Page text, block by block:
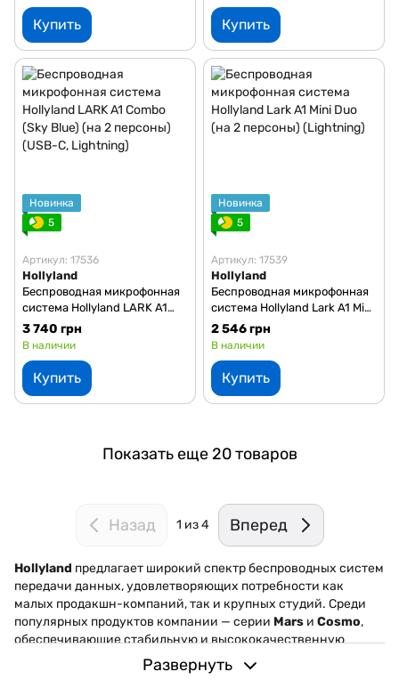
Купить Купить
Новинка
5
Артикул: 17536
Hollyland
Беспроводная микрофонная
система Hollyland LARK A1
Combo (Sky Blue) (на 2
персоны) (USB-C, Lightning)
3 740 грн
В наличии
Купить
Новинка
5
Артикул: 17539
Hollyland
Беспроводная микрофонная
система Hollyland Lark A1 Mini
Duo (на 2 персоны)
(Lightning)
2 546 грн
В наличии
Купить
Показать еще 20 товаров
Назад 1 из 4 Вперед
Hollyland предлагает широкий спектр беспроводных систем
передачи данных, удовлетворяющих потребности как
малых продакшн-компаний, так и крупных студий. Среди
популярных продуктов компании — серии Mars и Cosmo,
обеспечивающие стабильную и высококачественную
передачу видео на большие расстояния без задержек.
Развернуть